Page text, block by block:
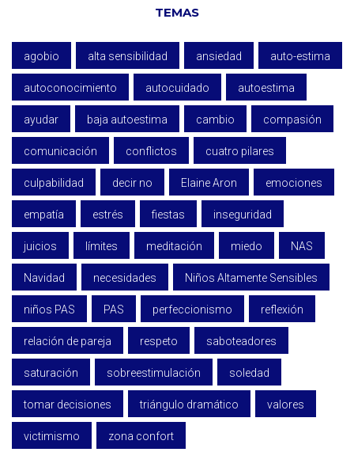
TEMAS
agobio alta sensibilidad ansiedad auto-estima
autoconocimiento autocuidado autoestima
ayudar baja autoestima cambio compasión
comunicación conflictos cuatro pilares
culpabilidad decir no Elaine Aron emociones
empatía estrés fiestas inseguridad
juicios límites meditación miedo NAS
Navidad necesidades Niños Altamente Sensibles
niños PAS PAS perfeccionismo reflexión
relación de pareja respeto saboteadores
saturación sobreestimulación soledad
tomar decisiones triángulo dramático valores
victimismo zona confort